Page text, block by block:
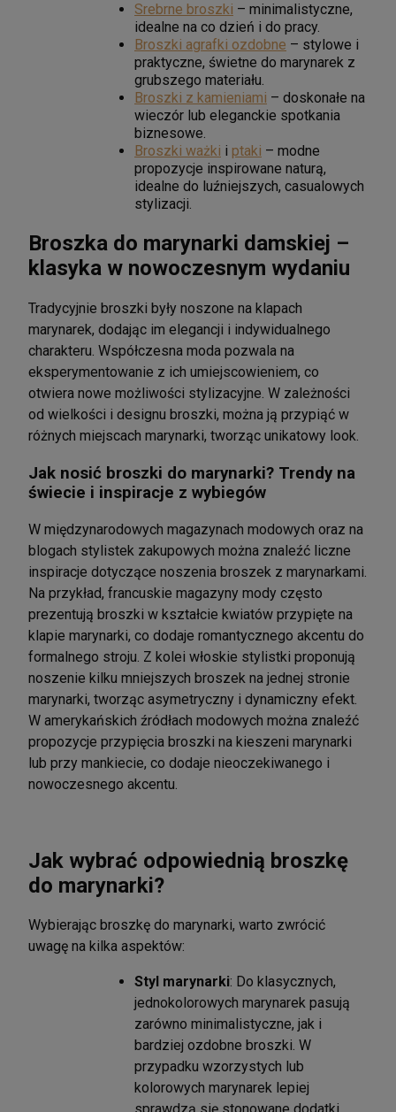
Srebrne broszki – minimalistyczne,
idealne na co dzień i do pracy.
Broszki agrafki ozdobne – stylowe i
praktyczne, świetne do marynarek z
grubszego materiału.
Broszki z kamieniami – doskonałe na
wieczór lub eleganckie spotkania
biznesowe.
Broszki ważki i ptaki – modne
propozycje inspirowane naturą,
idealne do luźniejszych, casualowych
stylizacji.
Broszka do marynarki damskiej –
klasyka w nowoczesnym wydaniu
Tradycyjnie broszki były noszone na klapach
marynarek, dodając im elegancji i indywidualnego
charakteru. Współczesna moda pozwala na
eksperymentowanie z ich umiejscowieniem, co
otwiera nowe możliwości stylizacyjne. W zależności
od wielkości i designu broszki, można ją przypiąć w
różnych miejscach marynarki, tworząc unikatowy look.
Jak nosić broszki do marynarki? Trendy na
świecie i inspiracje z wybiegów
W międzynarodowych magazynach modowych oraz na
blogach stylistek zakupowych można znaleźć liczne
inspiracje dotyczące noszenia broszek z marynarkami.
Na przykład, francuskie magazyny mody często
prezentują broszki w kształcie kwiatów przypięte na
klapie marynarki, co dodaje romantycznego akcentu do
formalnego stroju. Z kolei włoskie stylistki proponują
noszenie kilku mniejszych broszek na jednej stronie
marynarki, tworząc asymetryczny i dynamiczny efekt.
W amerykańskich źródłach modowych można znaleźć
propozycje przypięcia broszki na kieszeni marynarki
lub przy mankiecie, co dodaje nieoczekiwanego i
nowoczesnego akcentu.
Jak wybrać odpowiednią broszkę
do marynarki?
Wybierając broszkę do marynarki, warto zwrócić
uwagę na kilka aspektów:
Styl marynarki: Do klasycznych,
jednokolorowych marynarek pasują
zarówno minimalistyczne, jak i
bardziej ozdobne broszki. W
przypadku wzorzystych lub
kolorowych marynarek lepiej